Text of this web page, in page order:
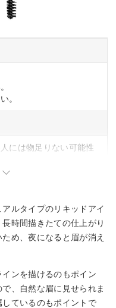
。
には物足りない可能性
ち運びが難しい。
ルタイプのリキッドアイ
時間描きたての仕上がり
め、夜になると眉が消え
ンを描けるのもポイン
、自然な眉に見せられま
ているのもポイントで